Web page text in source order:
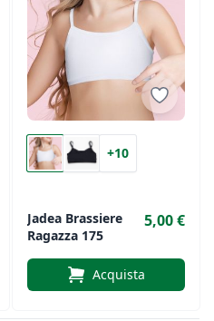
+10
Jadea Brassiere
Ragazza 175
5,00 €
Acquista